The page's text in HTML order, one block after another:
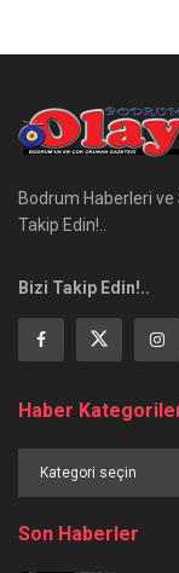
Bodrum Haberleri ve
Takip Edin!..
Bizi Takip Edin!..
Haber
Kategorileri
Son Haberler